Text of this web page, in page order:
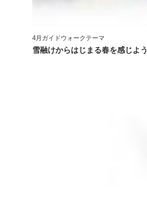
4月ガイドウォークテーマ
雪融けからはじまる春を感じよう